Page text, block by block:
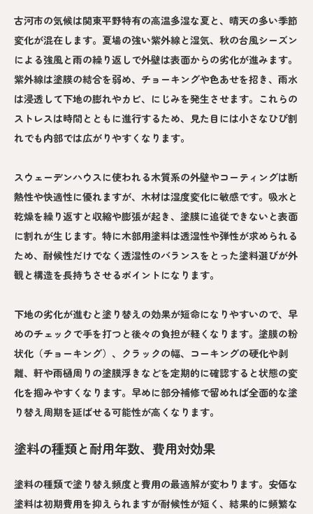
古河市の気候は関東平野特有の高温多湿な夏と、晴天の多い季節
変化が混在します。夏場の強い紫外線と湿気、秋の台風シーズン
による強風と雨の繰り返しで外壁は表面からの劣化が進みます。
紫外線は塗膜の結合を弱め、チョーキングや色あせを招き、雨水
は浸透して下地の膨れやカビ、にじみを発生させます。これらの
ストレスは時間とともに進行するため、見た目には小さなひび割
れでも内部では広がりやすくなります。
スウェーデンハウスに使われる木質系の外壁やコーティングは断
熱性や快適性に優れますが、木材は湿度変化に敏感です。吸水と
乾燥を繰り返すと収縮や膨張が起き、塗膜に追従できないと表面
に割れが生じます。特に木部用塗料は透湿性や弾性が求められる
ため、耐候性だけでなく透湿性のバランスをとった塗料選びが外
観と構造を長持ちさせるポイントになります。
下地の劣化が進むと塗り替えの効果が短命になりやすいので、早
めのチェックで手を打つと後々の負担が軽くなります。塗膜の粉
状化（チョーキング）、クラックの幅、コーキングの硬化や剥
離、軒や雨樋周りの塗膜浮きなどを定期的に確認すると状態の変
化を掴みやすくなります。早めに部分補修で留めれば全面的な塗
り替え周期を延ばせる可能性が高くなります。
塗料の種類と耐用年数、費用対効果
塗料の種類で塗り替え頻度と費用の最適解が変わります。安価な
塗料は初期費用を抑えられますが耐候性が短く、結果的に頻繁な